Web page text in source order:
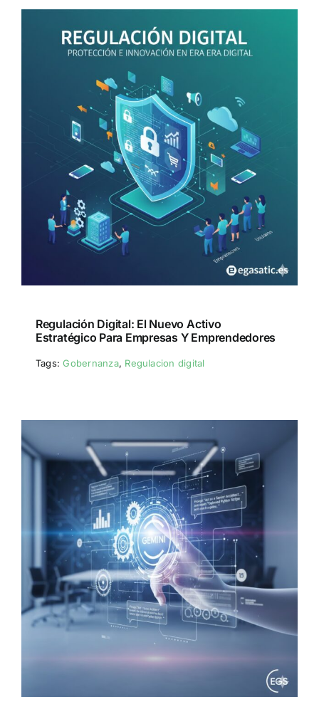
Regulación Digital: El Nuevo Activo
Estratégico Para Empresas Y Emprendedores
Tags:Gobernanza, Regulacion digital